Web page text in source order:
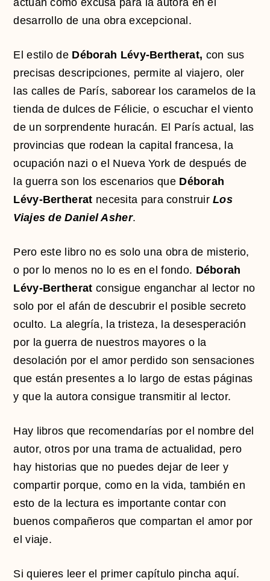
actúan como excusa para la autora en el
desarrollo de una obra excepcional.
El estilo de Déborah Lévy-Bertherat, con sus
precisas descripciones, permite al viajero, oler
las calles de París, saborear los caramelos de la
tienda de dulces de Félicie, o escuchar el viento
de un sorprendente huracán. El París actual, las
provincias que rodean la capital francesa, la
ocupación nazi o el Nueva York de después de
la guerra son los escenarios que Déborah
Lévy-Bertherat necesita para construirLos
Viajes de Daniel Asher.
Pero este libro no es solo una obra de misterio,
o por lo menos no lo es en el fondo. Déborah
Lévy-Bertherat consigue enganchar al lector no
solo por el afán de descubrir el posible secreto
oculto. La alegría, la tristeza, la desesperación
por la guerra de nuestros mayores o la
desolación por el amor perdido son sensaciones
que están presentes a lo largo de estas páginas
y que la autora consigue transmitir al lector.
Hay libros que recomendarías por el nombre del
autor, otros por una trama de actualidad, pero
hay historias que no puedes dejar de leer y
compartir porque, como en la vida, también en
esto de la lectura es importante contar con
buenos compañeros que compartan el amor por
el viaje.
Si quieres leer el primer capítulo pincha aquí.